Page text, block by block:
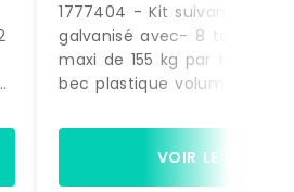
1777404 - Kit suivant
galvanisé avec- 8 tablettes.
maxi de 155 kg par
bec plastique volume 12,5
350 mm)Dimensions du
1972 x L. 1090 x P. 400 mm
VOIR LE